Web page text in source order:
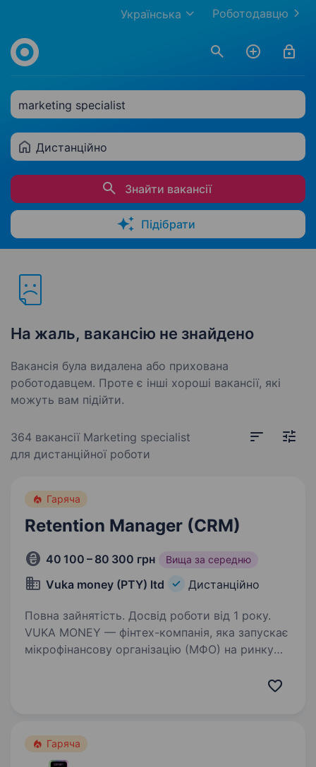
Роботодавцю
Українська
marketing specialist
Дистанційно
Знайти вакансії
Підібрати
На жаль, вакансію не знайдено
Вакансія була видалена або прихована
роботодавцем. Проте є інші хороші вакансії, які
можуть вам підійти.
364 вакансії Marketing specialist
для дистанційної роботи
Гаряча
Retention Manager (CRM)
40 100 – 80 300 грн Вища за середню
Vuka money (PTY) ltd Дистанційно
Повна зайнятість. Досвід роботи від 1 року.
VUKA MONEY — фінтех-компанія, яка запускає
мікрофінансову організацію (МФО) на ринку
з ключових KPI. Власник бізнесу — громадянин
Гаряча